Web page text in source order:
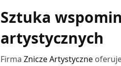
Sztuka
artystycznych
FirmaZnicze Artystyczne